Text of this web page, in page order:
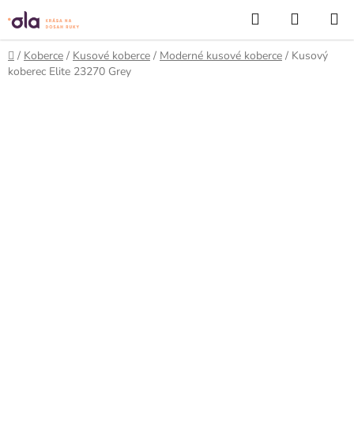
Prejsť
na
obsah
Hľadať
KOŠÍK
Domov
/ Koberce / Kusové koberce / Moderné kusové koberce / Kusový
koberec Elite 23270 Grey